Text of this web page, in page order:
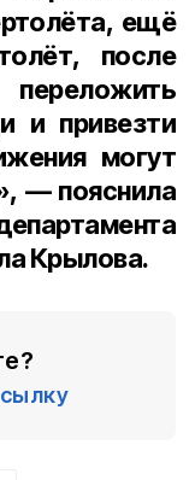
ещё
после
и привезти
могут
— пояснила
Крылова.